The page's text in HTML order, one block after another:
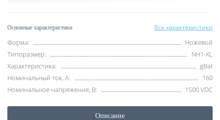
Основные характеристики Все характеристики
Форма:
Ножевой
Типоразмер:
NH1-XL
Характеристика:
gBat
Номинальный ток, А:
160
Номинальное напряжение, В:
1500 VDC
Описание